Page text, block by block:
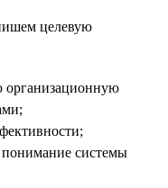
целевую
организационную
системы